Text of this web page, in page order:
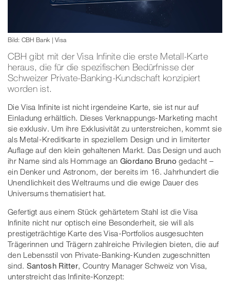
Bild: CBH Bank | Visa
CBH gibt mit der Visa Infinite die erste Metall-Karte
heraus, die für die spezifischen Bedürfnisse der
Schweizer Private-Banking-Kundschaft konzipiert
worden ist.
Die Visa Infinite ist nicht irgendeine Karte, sie ist nur auf
Einladung erhältlich. Dieses Verknappungs-Marketing macht
sie exklusiv. Um ihre Exklusivität zu unterstreichen, kommt sie
als Metal-Kreditkarte in speziellem Design und in limiterter
Auflage auf den klein gehaltenen Markt. Das Design und auch
ihr Name sind als Hommage an Giordano Bruno gedacht –
ein Denker und Astronom, der bereits im 16. Jahrhundert die
Unendlichkeit des Weltraums und die ewige Dauer des
Universums thematisiert hat.
Gefertigt aus einem Stück gehärtetem Stahl ist die Visa
Infinite nicht nur optisch eine Besonderheit, sie will als
prestigeträchtige Karte des Visa-Portfolios ausgesuchten
Trägerinnen und Trägern zahlreiche Privilegien bieten, die auf
den Lebensstil von Private-Banking-Kunden zugeschnitten
sind. Santosh Ritter, Country Manager Schweiz von Visa,
unterstreicht das Infinite-Konzept: